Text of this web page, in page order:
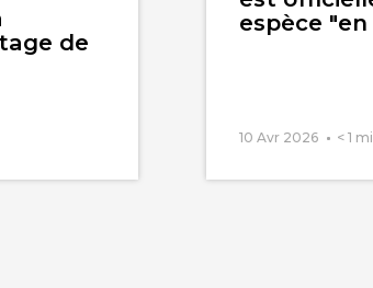
de
espèce
10 Avr 2026 < 1